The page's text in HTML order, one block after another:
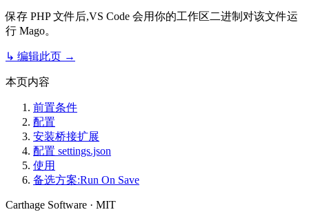
保存 PHP 文件后,VS Code 会用你的工作区二进制对该文件运
行 Mago。
↳ 编辑此页 →
本页内容
前置条件
配置
安装桥接扩展
配置 settings.json
使用
备选方案:Run On Save
Carthage Software · MIT